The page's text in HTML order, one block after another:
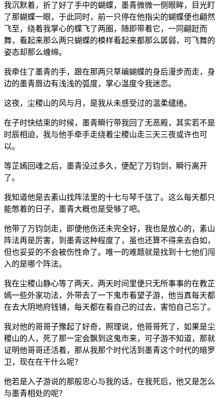
我沉默着，折了好了手中的蝴蝶，墨青微微一侧眼眸，目光盯
了那蝴蝶一眼，于此同时，前一只停在他指尖的蝴蝶便也翩然
飞至，绕着我掌心的蝶飞了两圈，随即带着它，一同翩跹而
舞，看起来那么两只蝴蝶的模样看起来都那么孱弱，可飞舞的
姿态却那么缠绵。
我牵住了墨青的手，跟在那两只草编蝴蝶的身后漫步而走，身
边的墨青唇边有浅浅的弧度，掌心温度令我迷恋。
这夜，尘稷山的风与月，是我从未感受过的温柔缱绻。
在子时快结束的时候，墨青瞬行带我回了无恶殿，其实若不是
时辰相迫，我与他手牵手走绕着尘稷山走三天三夜或许也可
以。
等芷嫣回魂之后，墨青没过多久，便配了万钧剑，瞬行离开
了。
我知道他是去素山找阵法里的十七与琴千弦了。这么每天都只
能憋着的日子，墨青大概也是受够了吧。
他带了万钧剑走，即便他伤还未完全好，我也是放心的，素山
阵法再是厉害，到墨青这种程度了，虽也还算不得来去自如，
但也妥妥的不会被伤性命了。唯一的难题就是找到十七他们闯
入的是哪个阵法。
我在尘稷山静心等了两天，两天时间里便只无所事事的在教芷
嫣一些外家功法，外带去了一下鬼市看望子游，他当真每天都
在去大阴地府钱铺，每天都在看自己的过去，害怕自己忘了。
我对他的哥哥子豫起了好奇，照理说，他哥哥死了，如果是尘
稷山的人，死了那一定会飘到这鬼市来，可子游不知道，那就
证明他哥哥还活着，那从我那个时代活到墨青这个时代的暗罗
卫，现在在干什么呢？
他若是入子游说的那般忠心与我的话，在我死后，他又是怎么
与墨青相处的呢？